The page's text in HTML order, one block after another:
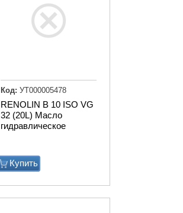
RENOLIN B 10 ISO VG
32 (20L) Масло
гидравлическое
Купить
Код: УТ000005478